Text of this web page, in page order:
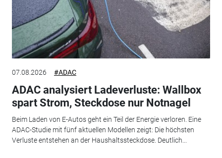
07.08.2026 #ADAC
ADAC analysiert Ladeverluste: Wallbox
spart Strom, Steckdose nur Notnagel
Beim Laden von E-Autos geht ein Teil der Energie verloren. Eine
ADAC-Studie mit fünf aktuellen Modellen zeigt: Die höchsten
Verluste entstehen an der Haushaltssteckdose. Deutlich...